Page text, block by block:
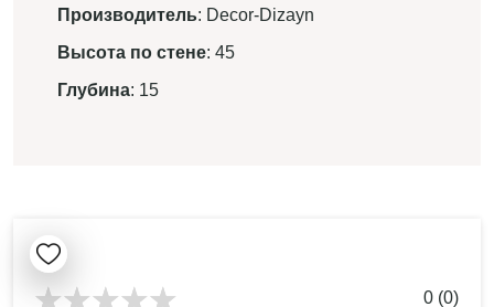
Производитель: Decor-Dizayn
Высота по стене: 45
Глубина: 15
0 (0)